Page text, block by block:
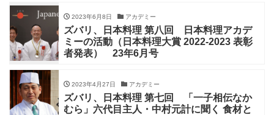
2023年6月8日 アカデミー
ズバリ、日本料理 第八回 日本料理アカデ
ミーの活動（日本料理大賞 2022-2023 表彰
者発表） 23年6月号
2023年4月27日 アカデミー
ズバリ、日本料理 第七回 「一子相伝なか
むら」六代目主人・中村元計に聞く 食材と